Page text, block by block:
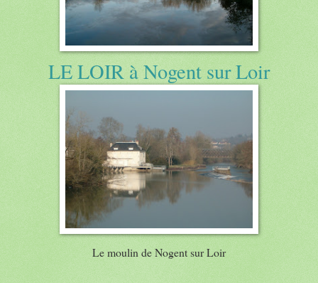
LE LOIR à Nogent sur Loir
Le moulin de Nogent sur Loir